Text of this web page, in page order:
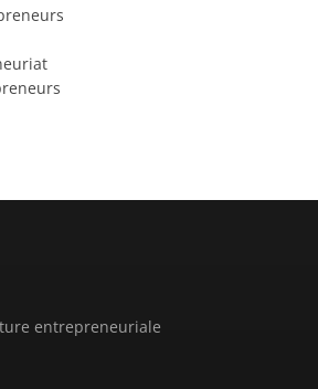
entrepreneuriale